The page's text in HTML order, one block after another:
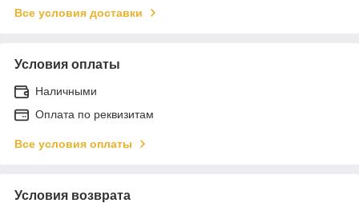
Все условия доставки
Условия оплаты
Наличными
Оплата по реквизитам
Все условия оплаты
Условия возврата